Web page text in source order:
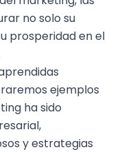
no solo su
prosperidad en el
ejemplos
ha sido
y estrategias